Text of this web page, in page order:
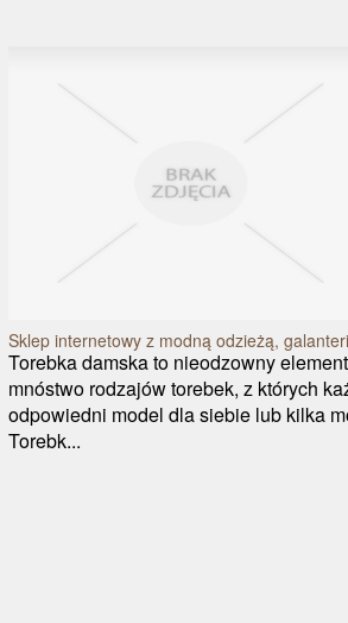
Sklep internetowy z modną odzieżą,
Torebka damska to nieodzowny
mnóstwo rodzajów torebek, z których
odpowiedni model dla siebie lub kilka
Torebk...